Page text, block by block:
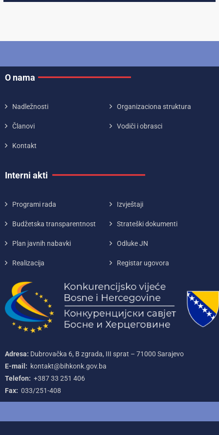
O nama
Nadležnosti Organizaciona struktura
Članovi Vodiči i obrasci
Kontakt
Interni akti
Programi rada Izvještaji
Budžetska transparentnost Strateški dokumenti
Plan javnih nabavki Odluke JN
Realizacija Registar ugovora
Adresa: Dubrovačka 6, B zgrada, III sprat – 71000‌ Sarajevo
E-mail: kontakt@bihkonk.gov.ba
Telefon: +387‌ 33‌ 251‌ 406
Fax: 033/251-408